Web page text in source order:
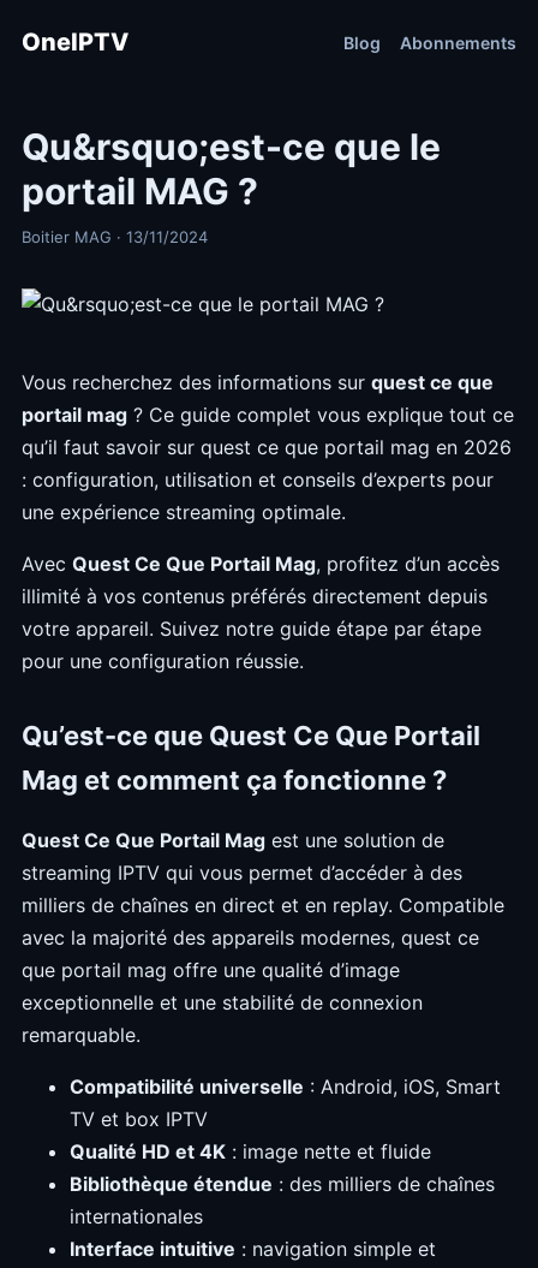
OneIPTV Blog Abonnements
Qu&rsquo;est-ce que le
portail MAG ?
Boitier MAG · 13/11/2024
Vous recherchez des informations sur quest ce que
portail mag ? Ce guide complet vous explique tout ce
qu’il faut savoir sur quest ce que portail mag en 2026
: configuration, utilisation et conseils d’experts pour
une expérience streaming optimale.
Avec Quest Ce Que Portail Mag, profitez d’un accès
illimité à vos contenus préférés directement depuis
votre appareil. Suivez notre guide étape par étape
pour une configuration réussie.
Qu’est-ce que Quest Ce Que Portail
Mag et comment ça fonctionne ?
Quest Ce Que Portail Mag est une solution de
streaming IPTV qui vous permet d’accéder à des
milliers de chaînes en direct et en replay. Compatible
avec la majorité des appareils modernes, quest ce
que portail mag offre une qualité d’image
exceptionnelle et une stabilité de connexion
remarquable.
Compatibilité universelle : Android, iOS, Smart
TV et box IPTV
Qualité HD et 4K : image nette et fluide
Bibliothèque étendue : des milliers de chaînes
internationales
Interface intuitive : navigation simple et